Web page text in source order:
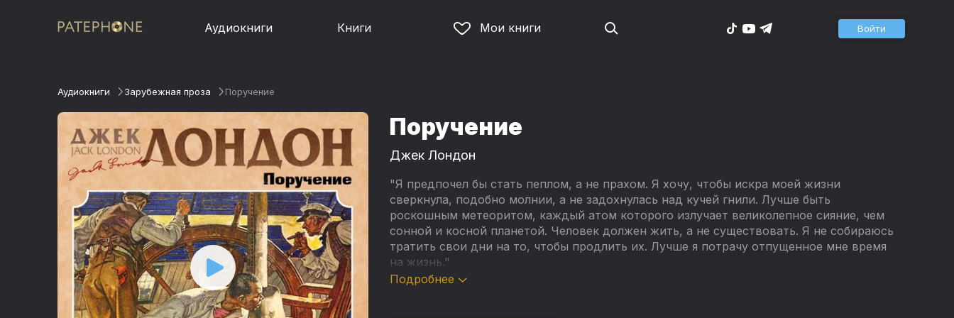
Аудиокниги Книги Мои книги Войти
Аудиокниги Зарубежная проза Поручение
Поручение
Джек Лондон
"Я предпочел бы стать пеплом, а не прахом. Я хочу, чтобы искра моей жизни
сверкнула, подобно молнии, а не задохнулась над кучей гнили. Лучше быть
роскошным метеоритом, каждый атом которого излучает великолепное сияние, чем
сонной и косной планетой. Человек должен жить, а не существовать. Я не собираюсь
тратить свои дни на то, чтобы продлить их. Лучше я потрачу отпущенное мне время
на жизнь."
Подробнее